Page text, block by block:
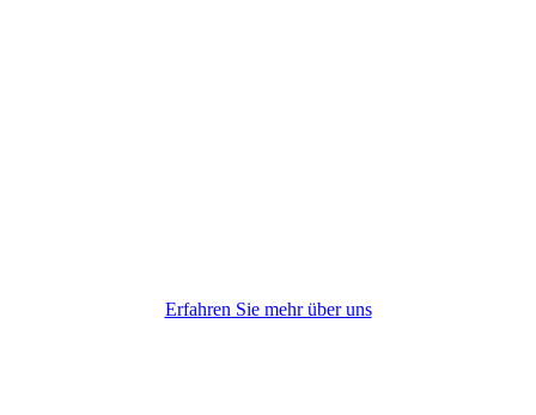
Erfahren Sie mehr über uns